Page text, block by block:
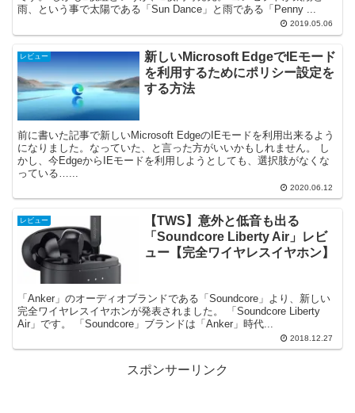
雨、という事で太陽である「Sun Dance」と雨である「Penny ...
2019.05.06
レビュー
新しいMicrosoft EdgeでIEモード
を利用するためにポリシー設定を
する方法
前に書いた記事で新しいMicrosoft EdgeのIEモードを利用出来るよう
になりました。なっていた、と言った方がいいかもしれません。 し
かし、今EdgeからIEモードを利用しようとしても、選択肢がなくな
っている…...
2020.06.12
レビュー
【TWS】意外と低音も出る
「Soundcore Liberty Air」レビ
ュー【完全ワイヤレスイヤホン】
「Anker」のオーディオブランドである「Soundcore」より、新しい
完全ワイヤレスイヤホンが発表されました。 「Soundcore Liberty
Air」です。 「Soundcore」ブランドは「Anker」時代...
2018.12.27
スポンサーリンク